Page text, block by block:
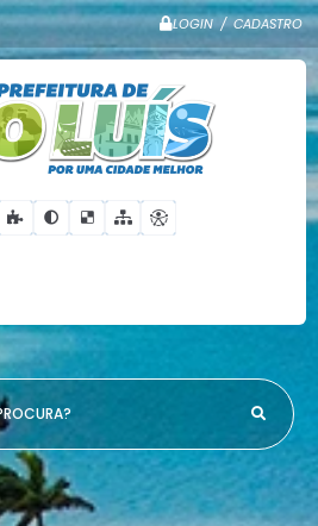
LOGIN / CADASTRO